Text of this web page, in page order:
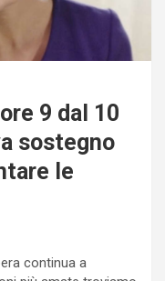
9 dal 10
sostegno
le
continua a